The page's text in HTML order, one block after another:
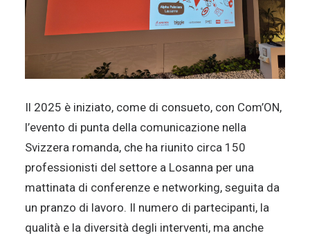
Il 2025 è iniziato, come di consueto, con Com’ON,
l’evento di punta della comunicazione nella
Svizzera romanda, che ha riunito circa 150
professionisti del settore a Losanna per una
mattinata di conferenze e networking, seguita da
un pranzo di lavoro. Il numero di partecipanti, la
qualità e la diversità degli interventi, ma anche